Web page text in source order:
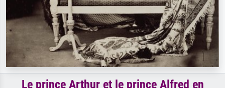
Le prince Arthur et le prince Alfred en